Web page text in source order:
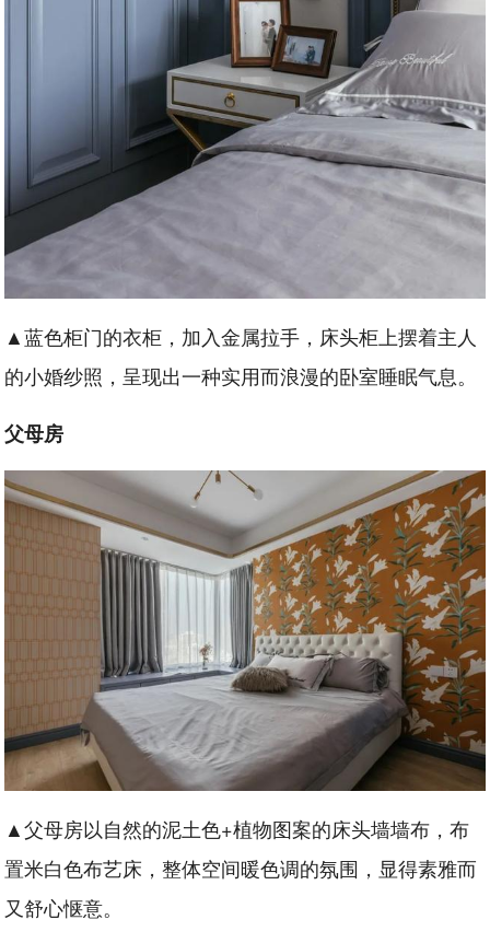
▲蓝色柜门的衣柜，加入金属拉手，床头柜上摆着主人
的小婚纱照，呈现出一种实用而浪漫的卧室睡眠气息。
父母房
▲父母房以自然的泥土色+植物图案的床头墙墙布，布
置米白色布艺床，整体空间暖色调的氛围，显得素雅而
又舒心惬意。